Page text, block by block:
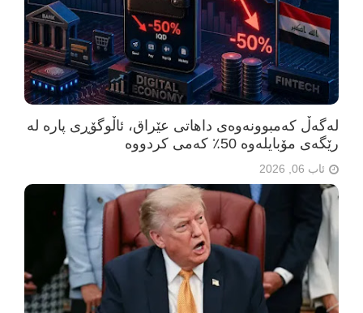
لەگەڵ کەمبوونەوەی داهاتی عێراق، ئاڵوگۆڕی پارە لە
رێگەی مۆبایلەوە 50٪ کەمی کردووە
ئاب 06, 2026